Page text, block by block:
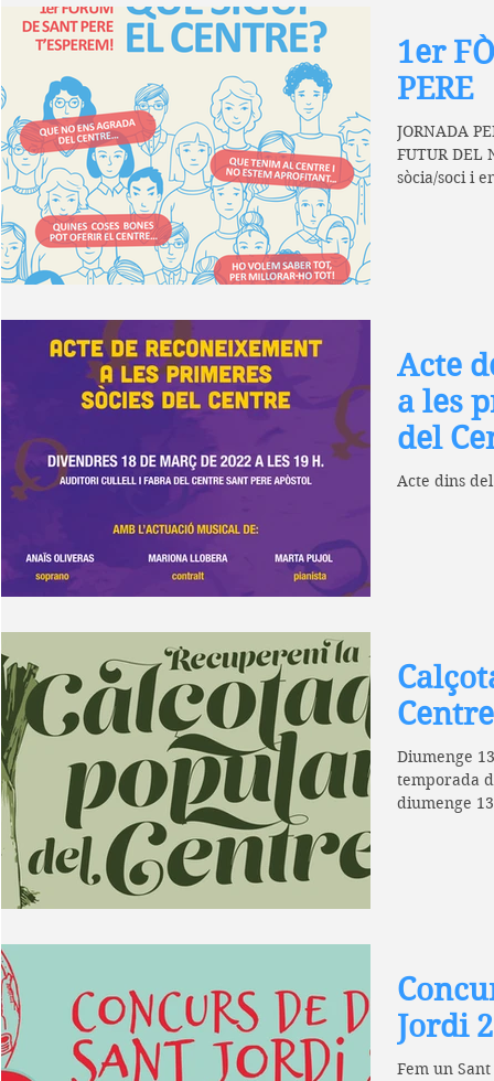
1er
PERE
JORNADA
FUTUR DEL NOSTRE CENTRE Benvolguda
sòcia/soci i
Acte
a les
del
Acte dins
Diumenge
temporada
diumenge
Jordi
Fem un